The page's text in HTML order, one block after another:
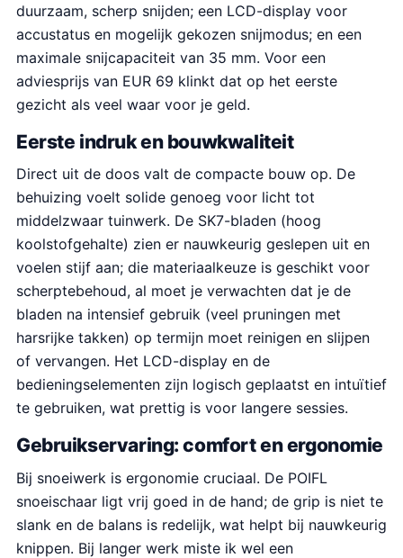
duurzaam, scherp snijden; een LCD-display voor
accustatus en mogelijk gekozen snijmodus; en een
maximale snijcapaciteit van 35 mm. Voor een
adviesprijs van EUR 69 klinkt dat op het eerste
gezicht als veel waar voor je geld.
Eerste indruk en bouwkwaliteit
Direct uit de doos valt de compacte bouw op. De
behuizing voelt solide genoeg voor licht tot
middelzwaar tuinwerk. De SK7-bladen (hoog
koolstofgehalte) zien er nauwkeurig geslepen uit en
voelen stijf aan; die materiaalkeuze is geschikt voor
scherptebehoud, al moet je verwachten dat je de
bladen na intensief gebruik (veel pruningen met
harsrijke takken) op termijn moet reinigen en slijpen
of vervangen. Het LCD-display en de
bedieningselementen zijn logisch geplaatst en intuïtief
te gebruiken, wat prettig is voor langere sessies.
Gebruikservaring: comfort en ergonomie
Bij snoeiwerk is ergonomie cruciaal. De POIFL
snoeischaar ligt vrij goed in de hand; de grip is niet te
slank en de balans is redelijk, wat helpt bij nauwkeurig
knippen. Bij langer werk miste ik wel een